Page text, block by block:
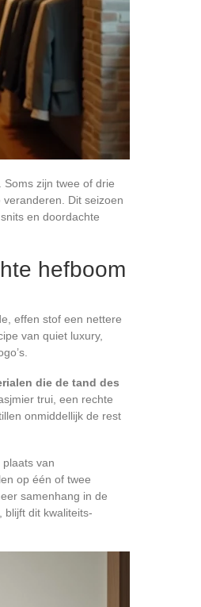
zijn twee of drie
Dit seizoen
en doordachte
hefboom
effen stof een nettere
van quiet luxury,
die de tand des
trui, een rechte
onmiddellijk de rest
van
op één of twee
samenhang in de
blijft dit kwaliteits-